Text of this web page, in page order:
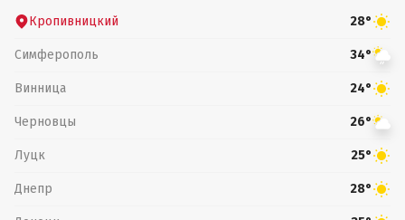
Кропивницкий 28°
Симферополь 34°
Винница 24°
Черновцы 26°
Луцк 25°
Днепр 28°